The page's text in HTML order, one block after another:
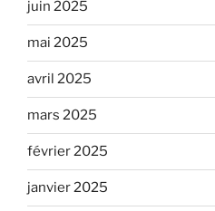
juin 2025
mai 2025
avril 2025
mars 2025
février 2025
janvier 2025